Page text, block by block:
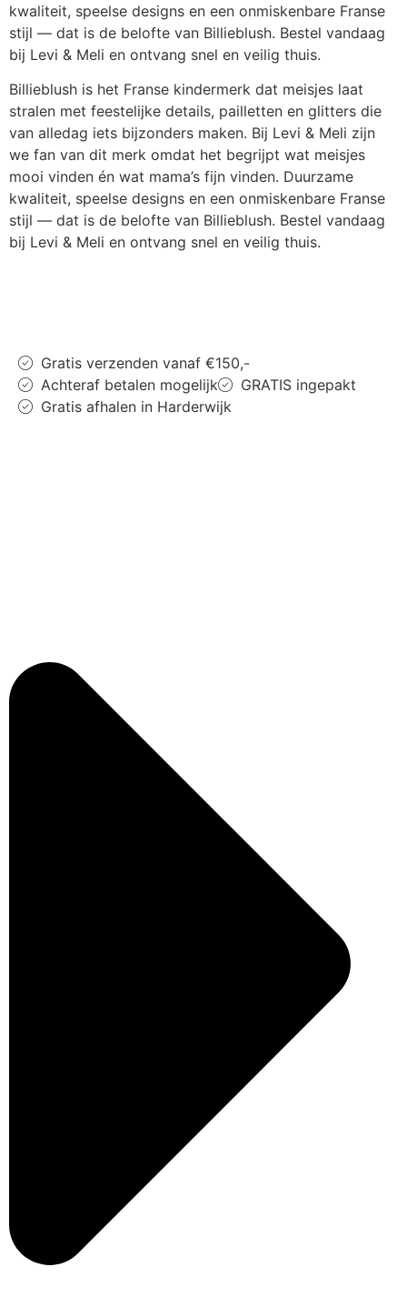
kwaliteit, speelse designs en een onmiskenbare Franse
stijl — dat is de belofte van Billieblush. Bestel vandaag
bij Levi & Meli en ontvang snel en veilig thuis.
Billieblush is het Franse kindermerk dat meisjes laat
stralen met feestelijke details, pailletten en glitters die
van alledag iets bijzonders maken. Bij Levi & Meli zijn
we fan van dit merk omdat het begrijpt wat meisjes
mooi vinden én wat mama’s fijn vinden. Duurzame
kwaliteit, speelse designs en een onmiskenbare Franse
stijl — dat is de belofte van Billieblush. Bestel vandaag
bij Levi & Meli en ontvang snel en veilig thuis.
Gratis verzenden vanaf €150,-
Achteraf betalen mogelijk
GRATIS ingepakt
Gratis afhalen in Harderwijk